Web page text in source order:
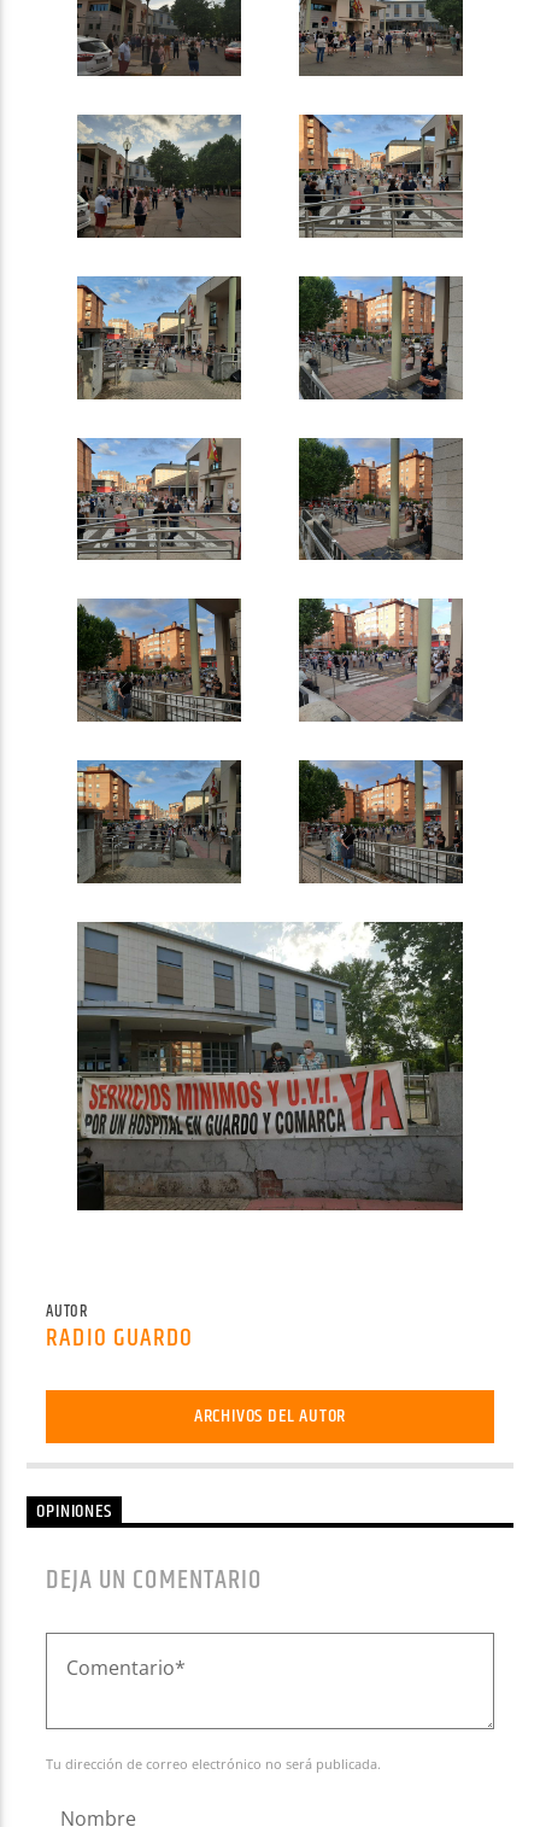
AUTOR
RADIO GUARDO
ARCHIVOS DEL AUTOR
OPINIONES
DEJA UN COMENTARIO
Tu dirección de correo electrónico no será publicada.